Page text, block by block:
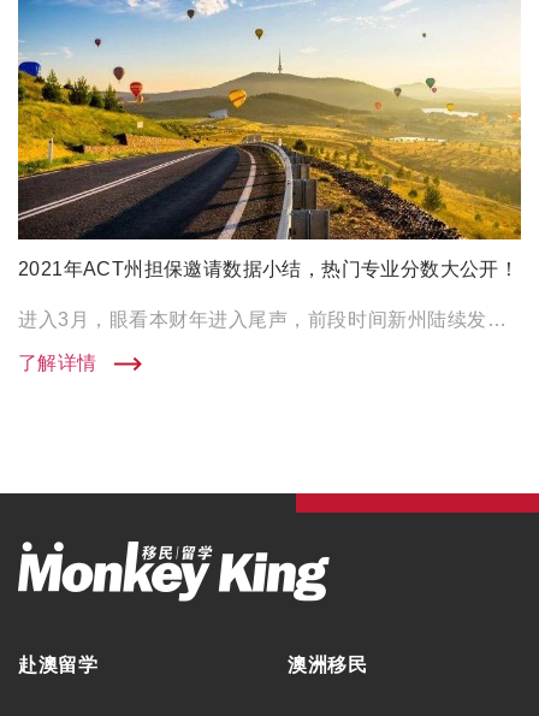
2021年ACT州担保邀请数据小结，热门专业分数大公开！
进入3月，眼看本财年进入尾声，前段时间新州陆续发放邀请让不少外州毕业生看红了眼，维州州担保每月ROI固定发放也 […]
了解详情
赴澳留学 澳洲移民